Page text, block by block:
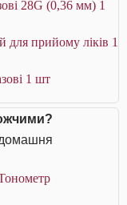
28G (0,36 мм) 1
для прийому ліків 1
1 шт